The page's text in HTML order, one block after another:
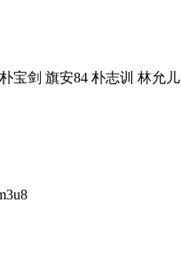
宝剑 旗安84 朴志训 林允儿